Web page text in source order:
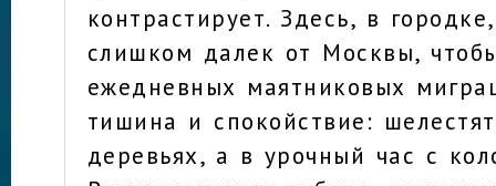
контрастирует. Здесь, в
слишком далек от Москвы,
ежедневных маятниковых
тишина и спокойствие:
деревьях, а в урочный час с